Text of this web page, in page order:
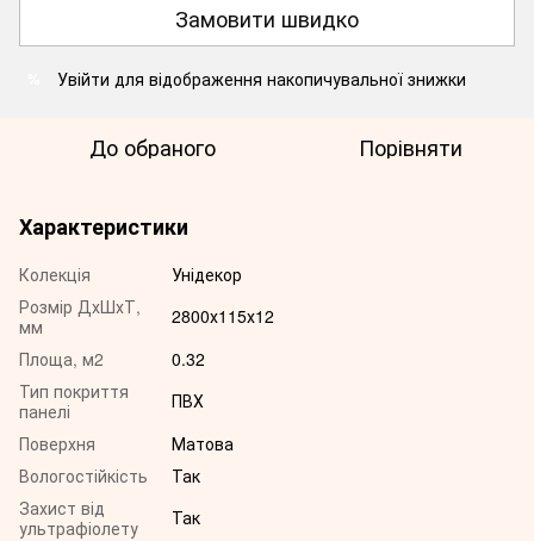
Замовити швидко
Увійти для відображення накопичувальної знижки
До обраного Порівняти
Характеристики
Колекція
Унідекор
Розмір ДхШхТ,
мм
2800х115х12
Площа, м2
0.32
Тип покриття
панелі
ПВХ
Поверхня
Матова
Вологостійкість
Так
Захист від
ультрафіолету
Так